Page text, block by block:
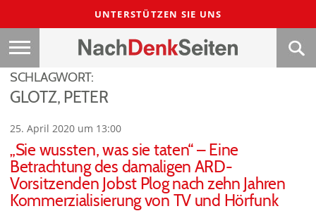
UNTERSTÜTZEN SIE UNS
SCHLAGWORT:
GLOTZ, PETER
25. April 2020 um 13:00
„Sie wussten, was sie taten“ – Eine
Betrachtung des damaligen ARD-
Vorsitzenden Jobst Plog nach zehn Jahren
Kommerzialisierung von TV und Hörfunk